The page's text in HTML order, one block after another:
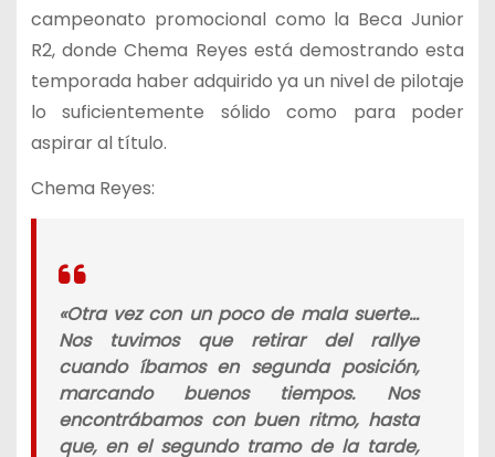
campeonato promocional como la Beca Junior
R2, donde Chema Reyes está demostrando esta
temporada haber adquirido ya un nivel de pilotaje
lo suficientemente sólido como para poder
aspirar al título.
Chema Reyes:
«Otra vez con un poco de mala suerte…
Nos tuvimos que retirar del rallye
cuando íbamos en segunda posición,
marcando buenos tiempos. Nos
encontrábamos con buen ritmo, hasta
que, en el segundo tramo de la tarde,